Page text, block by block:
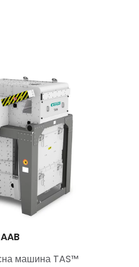
машина TAS™